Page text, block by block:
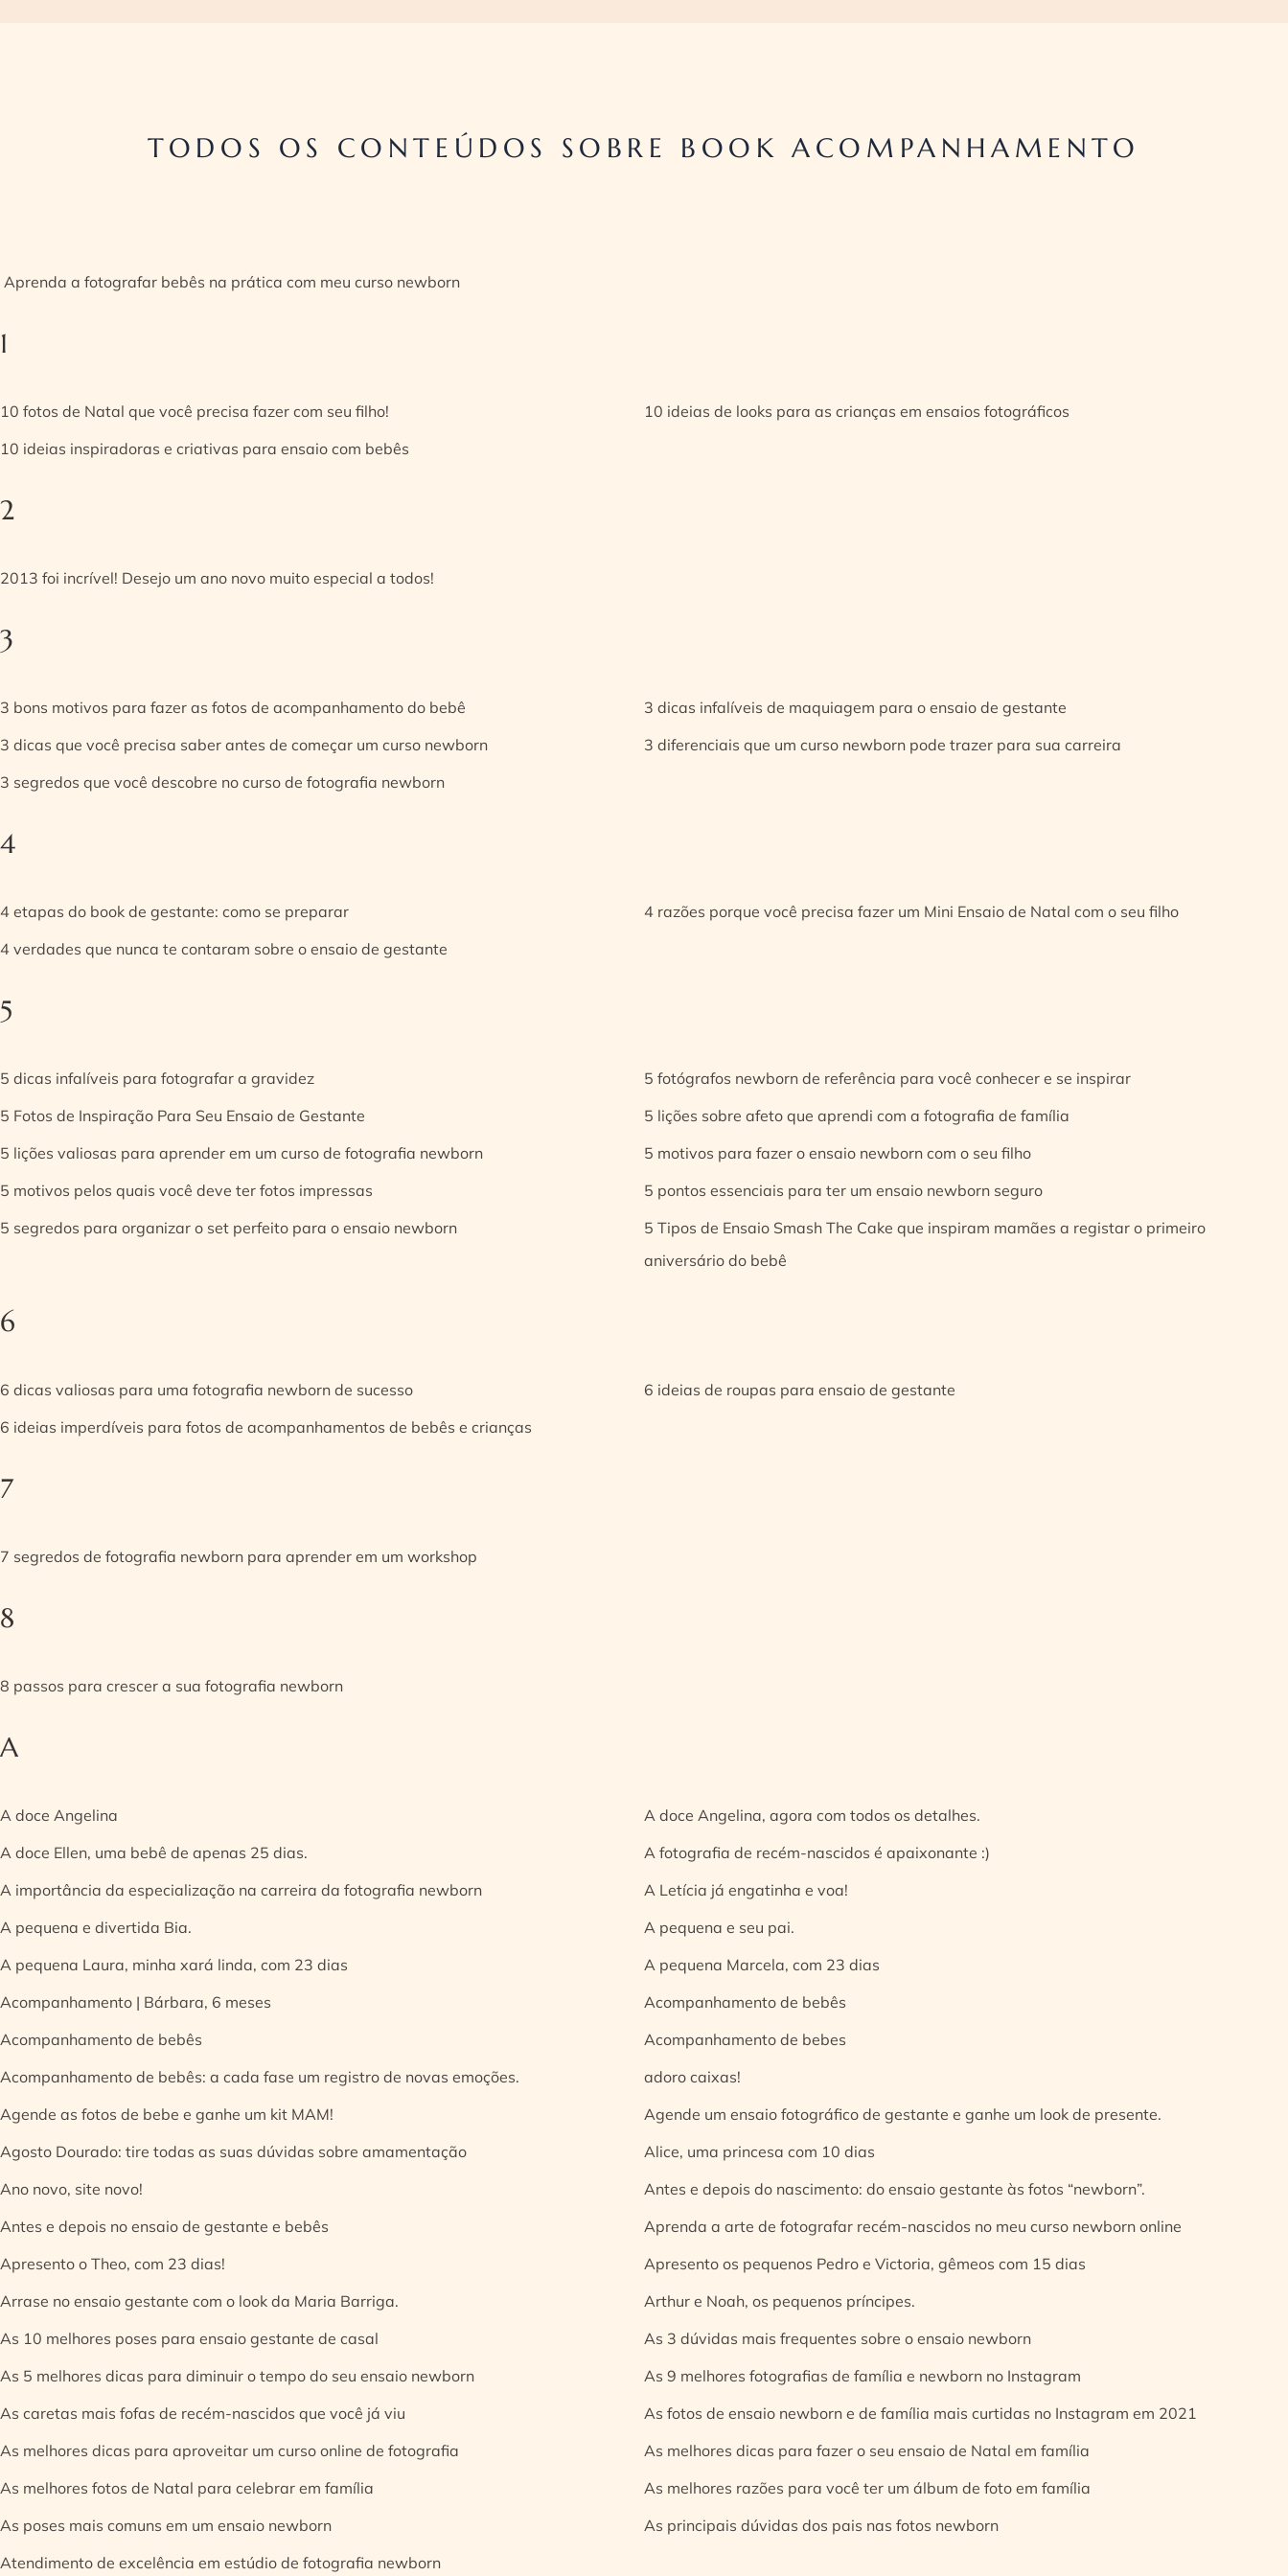
TODOS OS CONTEÚDOS SOBRE BOOK ACOMPANHAMENTO
Aprenda a fotografar bebês na prática com meu curso newborn
1
10 fotos de Natal que você precisa fazer com seu filho!
10 ideias de looks para as crianças em ensaios fotográficos
10 ideias inspiradoras e criativas para ensaio com bebês
2
2013 foi incrível! Desejo um ano novo muito especial a todos!
3
3 bons motivos para fazer as fotos de acompanhamento do bebê
3 dicas infalíveis de maquiagem para o ensaio de gestante
3 dicas que você precisa saber antes de começar um curso newborn
3 diferenciais que um curso newborn pode trazer para sua carreira
3 segredos que você descobre no curso de fotografia newborn
4
4 etapas do book de gestante: como se preparar
4 razões porque você precisa fazer um Mini Ensaio de Natal com o seu filho
4 verdades que nunca te contaram sobre o ensaio de gestante
5
5 dicas infalíveis para fotografar a gravidez
5 fotógrafos newborn de referência para você conhecer e se inspirar
5 Fotos de Inspiração Para Seu Ensaio de Gestante
5 lições sobre afeto que aprendi com a fotografia de família
5 lições valiosas para aprender em um curso de fotografia newborn
5 motivos para fazer o ensaio newborn com o seu filho
5 motivos pelos quais você deve ter fotos impressas
5 pontos essenciais para ter um ensaio newborn seguro
5 segredos para organizar o set perfeito para o ensaio newborn
5 Tipos de Ensaio Smash The Cake que inspiram mamães a registar o primeiro
aniversário do bebê
6
6 dicas valiosas para uma fotografia newborn de sucesso
6 ideias de roupas para ensaio de gestante
6 ideias imperdíveis para fotos de acompanhamentos de bebês e crianças
7
7 segredos de fotografia newborn para aprender em um workshop
8
8 passos para crescer a sua fotografia newborn
A
A doce Angelina
A doce Angelina, agora com todos os detalhes.
A doce Ellen, uma bebê de apenas 25 dias.
A fotografia de recém-nascidos é apaixonante :)
A importância da especialização na carreira da fotografia newborn
A Letícia já engatinha e voa!
A pequena e divertida Bia.
A pequena e seu pai.
A pequena Laura, minha xará linda, com 23 dias
A pequena Marcela, com 23 dias
Acompanhamento | Bárbara, 6 meses
Acompanhamento de bebês
Acompanhamento de bebês
Acompanhamento de bebes
Acompanhamento de bebês: a cada fase um registro de novas emoções.
adoro caixas!
Agende as fotos de bebe e ganhe um kit MAM!
Agende um ensaio fotográfico de gestante e ganhe um look de presente.
Agosto Dourado: tire todas as suas dúvidas sobre amamentação
Alice, uma princesa com 10 dias
Ano novo, site novo!
Antes e depois do nascimento: do ensaio gestante às fotos “newborn”.
Antes e depois no ensaio de gestante e bebês
Aprenda a arte de fotografar recém-nascidos no meu curso newborn online
Apresento o Theo, com 23 dias!
Apresento os pequenos Pedro e Victoria, gêmeos com 15 dias
Arrase no ensaio gestante com o look da Maria Barriga.
Arthur e Noah, os pequenos príncipes.
As 10 melhores poses para ensaio gestante de casal
As 3 dúvidas mais frequentes sobre o ensaio newborn
As 5 melhores dicas para diminuir o tempo do seu ensaio newborn
As 9 melhores fotografias de família e newborn no Instagram
As caretas mais fofas de recém-nascidos que você já viu
As fotos de ensaio newborn e de família mais curtidas no Instagram em 2021
As melhores dicas para aproveitar um curso online de fotografia
As melhores dicas para fazer o seu ensaio de Natal em família
As melhores fotos de Natal para celebrar em família
As melhores razões para você ter um álbum de foto em família
As poses mais comuns em um ensaio newborn
As principais dúvidas dos pais nas fotos newborn
Atendimento de excelência em estúdio de fotografia newborn